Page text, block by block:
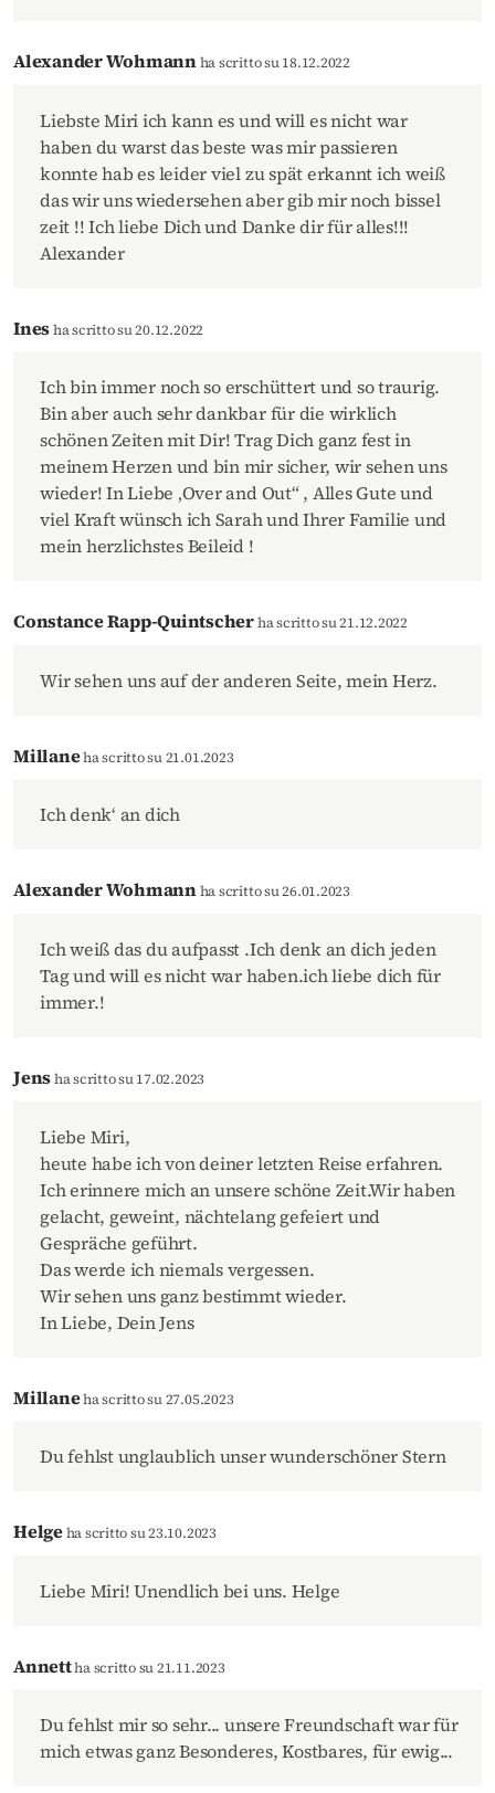
Alexander Wohmannha scritto su 18.12.2022
Liebste Miri ich kann es und will es nicht war
haben du warst das beste was mir passieren
konnte hab es leider viel zu spät erkannt ich weiß
das wir uns wiedersehen aber gib mir noch bissel
zeit !! Ich liebe Dich und Danke dir für alles!!!
Alexander
Inesha scritto su 20.12.2022
Ich bin immer noch so erschüttert und so traurig.
Bin aber auch sehr dankbar für die wirklich
schönen Zeiten mit Dir! Trag Dich ganz fest in
meinem Herzen und bin mir sicher, wir sehen uns
wieder! In Liebe ‚Over and Out“ , Alles Gute und
viel Kraft wünsch ich Sarah und Ihrer Familie und
mein herzlichstes Beileid !
Constance Rapp-Quintscherha scritto su 21.12.2022
Wir sehen uns auf der anderen Seite, mein Herz.
Millaneha scritto su 21.01.2023
Ich denk‘ an dich ️
Alexander Wohmannha scritto su 26.01.2023
Ich weiß das du aufpasst .Ich denk an dich jeden
Tag und will es nicht war haben.ich liebe dich für
immer.!
Jensha scritto su 17.02.2023
Liebe Miri,
heute habe ich von deiner letzten Reise erfahren.
Ich erinnere mich an unsere schöne Zeit.Wir haben
gelacht, geweint, nächtelang gefeiert und
Gespräche geführt.
Das werde ich niemals vergessen.
Wir sehen uns ganz bestimmt wieder.
In Liebe, Dein Jens
Millaneha scritto su 27.05.2023
Du fehlst unglaublich unser wunderschöner Stern
Helgeha scritto su 23.10.2023
Liebe Miri! Unendlich bei uns. Helge
Annettha scritto su 21.11.2023
Du fehlst mir so sehr... unsere Freundschaft war für
mich etwas ganz Besonderes, Kostbares, für ewig...